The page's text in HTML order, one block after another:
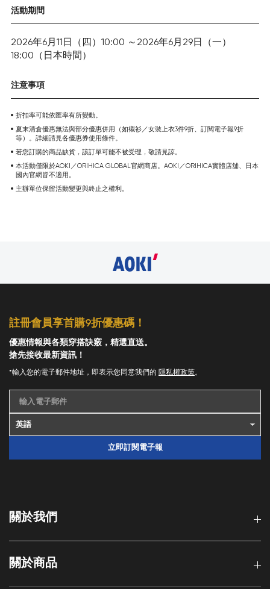
活動期間
2026年6月11日（四）10:00 ～2026年6月29日（一）
18:00（日本時間）
注意事項
折扣率可能依匯率有所變動。
夏末清倉優惠無法與部分優惠併用（如襯衫／女裝上衣3件9折、訂閱電子報9折
等）。詳細請見各優惠券使用條件。
若您訂購的商品缺貨，該訂單可能不被受理，敬請見諒。
本活動僅限於AOKI／ORIHICA GLOBAL官網商店。AOKI／ORIHICA實體店舖、日本
國內官網皆不適用。
主辦單位保留活動變更與終止之權利。
關於我們
關於商品
註冊會員享首購9折優惠碼！
優惠情報與各類穿搭訣竅，精選直送。
搶先接收最新資訊！
*輸入您的電子郵件地址，即表示您同意我們的 隱私權政策。
輸入電子郵件
立即訂閱電子報